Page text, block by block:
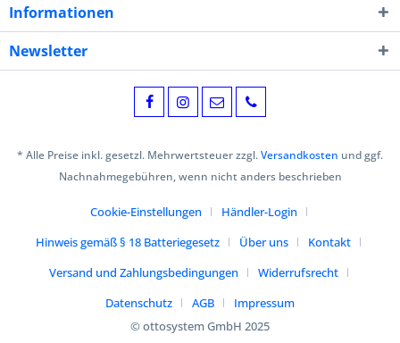
Informationen
Newsletter
* Alle Preise inkl. gesetzl. Mehrwertsteuer zzgl.Versandkosten und ggf.
Nachnahmegebühren, wenn nicht anders beschrieben
Cookie-Einstellungen
Händler-Login
Hinweis gemäß § 18 Batteriegesetz
Über uns
Kontakt
Versand und Zahlungsbedingungen
Widerrufsrecht
Datenschutz
AGB
Impressum
© ottosystem GmbH 2025